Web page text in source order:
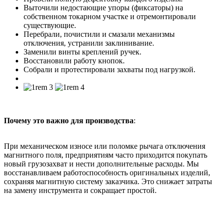
Выточили недостающие упоры (фиксаторы) на
собственном токарном участке и отремонтировали
существующие.
Перебрали, почистили и смазали механизмы
отключения, устранили заклинивание.
Заменили винты креплений ручек.
Восстановили работу кнопок.
Собрали и протестировали захваты под нагрузкой.
Почему это важно для производства:
При механическом износе или поломке рычага отключения
магнитного поля, предприятиям часто приходится покупать
новый грузозахват и нести дополнительные расходы. Мы
восстанавливаем работоспособность оригинальных изделий,
сохраняя магнитную систему заказчика. Это снижает затраты
на замену инструмента и сокращает простой.